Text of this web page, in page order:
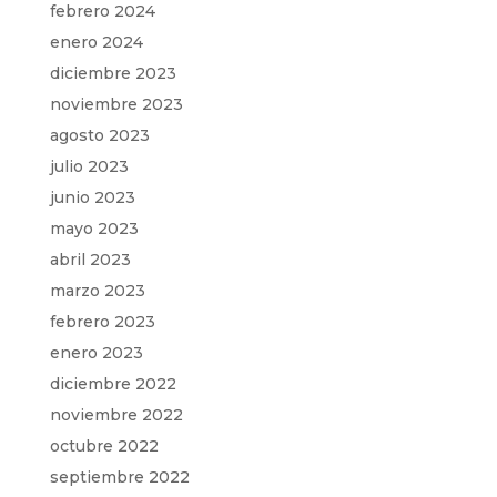
febrero 2024
enero 2024
diciembre 2023
noviembre 2023
agosto 2023
julio 2023
junio 2023
mayo 2023
abril 2023
marzo 2023
febrero 2023
enero 2023
diciembre 2022
noviembre 2022
octubre 2022
septiembre 2022